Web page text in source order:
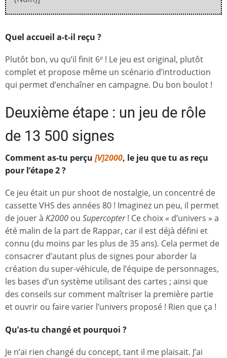
Quel accueil a-t-il reçu ?
Plutôt bon, vu qu’il finit 6e ! Le jeu est original, plutôt
complet et propose même un scénario d’introduction
qui permet d’enchaîner en campagne. Du bon boulot !
Deuxième étape : un jeu de rôle
de 13 500 signes
Comment as-tu perçu [V]2000, le jeu que tu as reçu
pour l’étape 2 ?
Ce jeu était un pur shoot de nostalgie, un concentré de
cassette VHS des années 80 ! Imaginez un peu, il permet
de jouer à K2000 ou Supercopter! Ce choix « d’univers » a
été malin de la part de Rappar, car il est déjà défini et
connu (du moins par les plus de 35 ans). Cela permet de
consacrer d’autant plus de signes pour aborder la
création du super-véhicule, de l’équipe de personnages,
les bases d’un système utilisant des cartes ; ainsi que
des conseils sur comment maîtriser la première partie
et ouvrir ou faire varier l’univers proposé ! Rien que ça !
Qu’as-tu changé et pourquoi ?
Je n’ai rien changé du concept, tant il me plaisait. J’ai